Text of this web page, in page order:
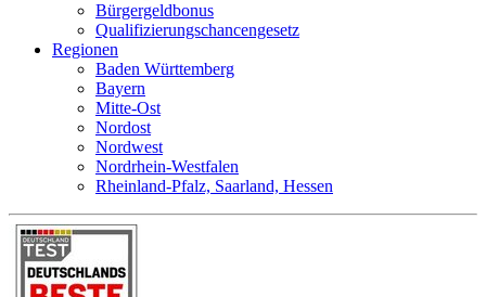
Bürgergeldbonus
Qualifizierungschancengesetz
Regionen
Baden Württemberg
Bayern
Mitte-Ost
Nordost
Nordwest
Nordrhein-Westfalen
Rheinland-Pfalz, Saarland, Hessen